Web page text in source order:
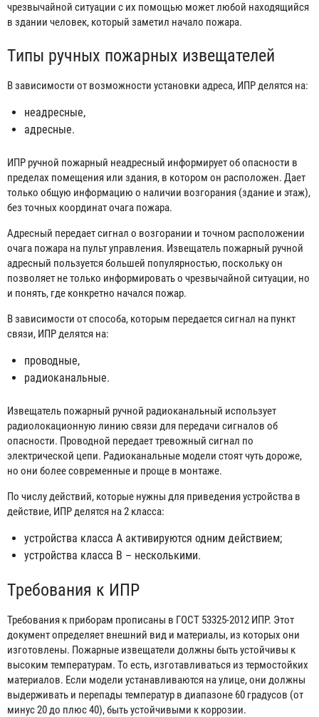
чрезвычайной ситуации с их помощью может любой находящийся
в здании человек, который заметил начало пожара.
Типы ручных пожарных извещателей
В зависимости от возможности установки адреса, ИПР делятся на:
неадресные,
адресные.
ИПР ручной пожарный неадресный информирует об опасности в
пределах помещения или здания, в котором он расположен. Дает
только общую информацию о наличии возгорания (здание и этаж),
без точных координат очага пожара.
Адресный передает сигнал о возгорании и точном расположении
очага пожара на пульт управления. Извещатель пожарный ручной
адресный пользуется большей популярностью, поскольку он
позволяет не только информировать о чрезвычайной ситуации, но
и понять, где конкретно начался пожар.
В зависимости от способа, которым передается сигнал на пункт
связи, ИПР делятся на:
проводные,
радиоканальные.
Извещатель пожарный ручной радиоканальный использует
радиолокационную линию связи для передачи сигналов об
опасности. Проводной передает тревожный сигнал по
электрической цепи. Радиоканальные модели стоят чуть дороже,
но они более современные и проще в монтаже.
По числу действий, которые нужны для приведения устройства в
действие, ИПР делятся на 2 класса:
устройства класса A активируются одним действием;
устройства класса B – несколькими.
Требования к ИПР
Требования к приборам прописаны в ГОСТ 53325-2012 ИПР. Этот
документ определяет внешний вид и материалы, из которых они
изготовлены. Пожарные извещатели должны быть устойчивы к
высоким температурам. То есть, изготавливаться из термостойких
материалов. Если модели устанавливаются на улице, они должны
выдерживать и перепады температур в диапазоне 60 градусов (от
минус 20 до плюс 40), быть устойчивыми к коррозии.